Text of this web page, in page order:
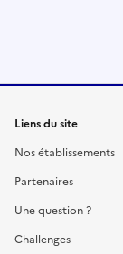
Liens du site
Nos établissements
Partenaires
Une question ?
Challenges